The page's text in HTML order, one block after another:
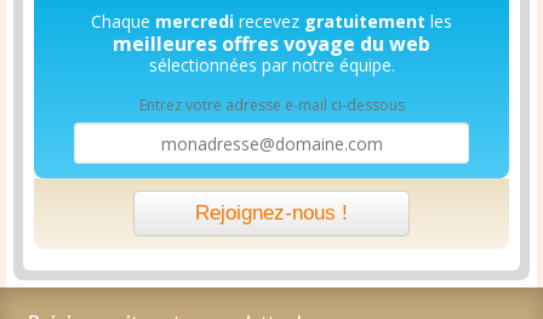
Chaque mercredi recevez gratuitement les
meilleures offres voyage du web
sélectionnées par notre équipe.
Entrez votre adresse e-mail ci-dessous
Rejoignez-nous !